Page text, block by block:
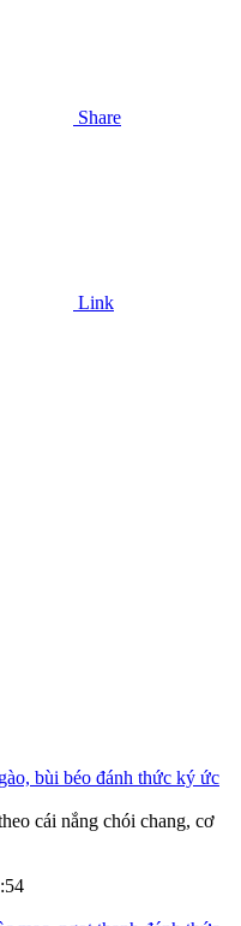
Share
Link
bùi béo đánh thức ký ức
cái nắng chói chang, cơ